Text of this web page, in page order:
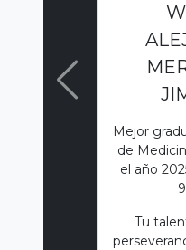
Mejor
de
el año
Tu
Anterior